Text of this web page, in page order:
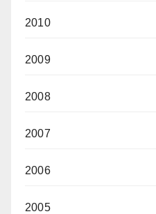
2010
2009
2008
2007
2006
2005